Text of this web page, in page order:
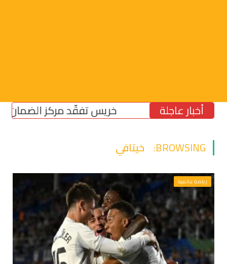
أخبار عاجلة خريس تفقّد مركز الضمان
BROWSING: خيتافي
رياضة عالمية